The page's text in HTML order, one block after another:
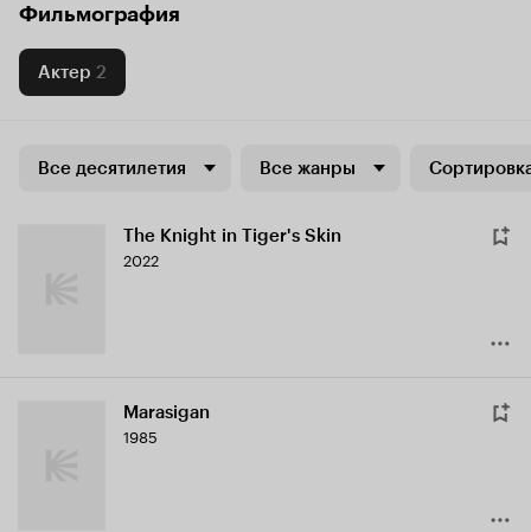
Фильмография
Актер 2
Все десятилетия Все жанры
The Knight in Tiger's Skin
2022
Marasigan
1985